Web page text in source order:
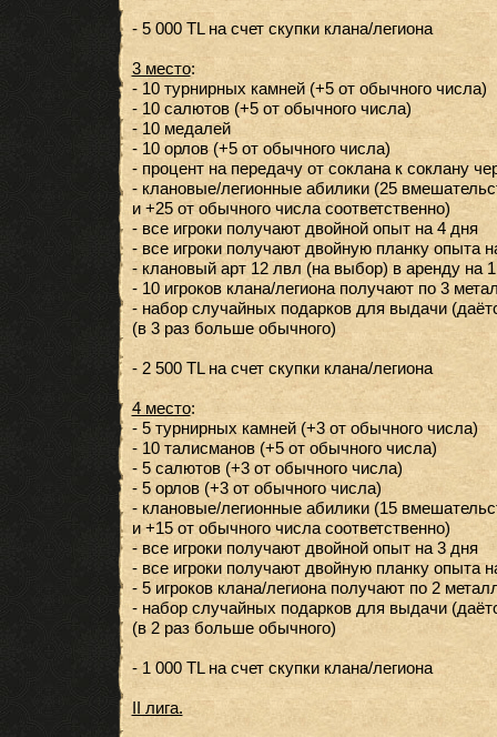
- 5 000 TL на счет скупки клана/легиона
3 место:
- 10 турнирных камней (+5 от обычного числа)
- 10 салютов (+5 от обычного числа)
- 10 медалей
- 10 орлов (+5 от обычного числа)
- процент на передачу от соклана к соклану
- клановые/легионные абилики (25
и +25 от обычного числа соответственно)
- все игроки получают двойной опыт на 4 дня
- все игроки получают двойную планку опыта
- клановый арт 12 лвл (на выбор) в аренду на 1
- 10 игроков клана/легиона получают по 3
- набор случайных подарков для выдачи
(в 3 раз больше обычного)
- 2 500 TL на счет скупки клана/легиона
4 место:
- 5 турнирных камней (+3 от обычного числа)
- 10 талисманов (+5 от обычного числа)
- 5 салютов (+3 от обычного числа)
- 5 орлов (+3 от обычного числа)
- клановые/легионные абилики (15
и +15 от обычного числа соответственно)
- все игроки получают двойной опыт на 3 дня
- все игроки получают двойную планку опыта
- 5 игроков клана/легиона получают по 2
- набор случайных подарков для выдачи
(в 2 раз больше обычного)
- 1 000 TL на счет скупки клана/легиона
II лига.